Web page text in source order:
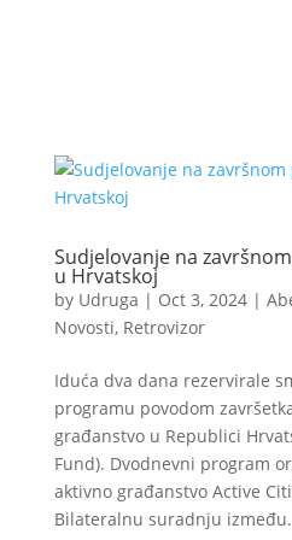
Sudjelovanje na
u Hrvatskoj
by Udruga | Oct 3, 2024|
Novosti, Retrovizor
Iduća dva dana rezervirale
programu povodom
građanstvo u Republici
Fund). Dvodnevni program
aktivno građanstvo Active
Bilateralnu suradnju